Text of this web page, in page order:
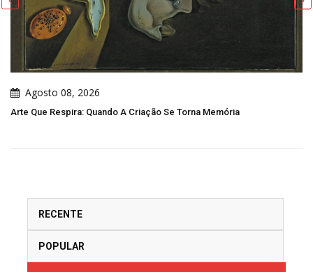
Agosto 08, 2026
Arte Que Respira: Quando A Criação Se Torna Memória
RECENTE
POPULAR